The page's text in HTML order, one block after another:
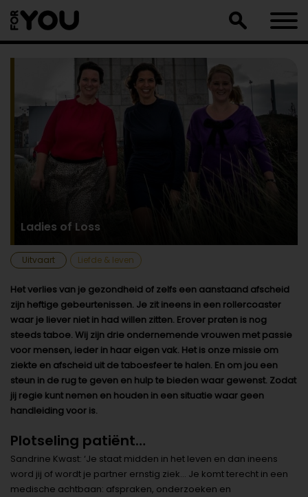
naar
artikel
Ladies of Loss
Uitvaart Liefde & leven
Het verlies van je gezondheid of zelfs een aanstaand afscheid
zijn heftige gebeurtenissen. Je zit ineens in een rollercoaster
waar je liever niet in had willen zitten. Erover praten is nog
steeds taboe. Wij zijn drie ondernemende vrouwen met passie
voor mensen, ieder in haar eigen vak. Het is onze missie om
ziekte en afscheid uit de taboesfeer te halen. En om jou een
steun in de rug te geven en hulp te bieden waar gewenst. Zodat
jij regie kunt nemen en houden in een situatie waar geen
handleiding voor is.
Plotseling patiënt…
Sandrine Kwast: ‘Je staat midden in het leven en dan ineens
word jij of wordt je partner ernstig ziek… Je komt terecht in een
medische achtbaan: afspraken, onderzoeken en